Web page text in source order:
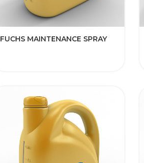
FUCHS MAINTENANCE SPRAY